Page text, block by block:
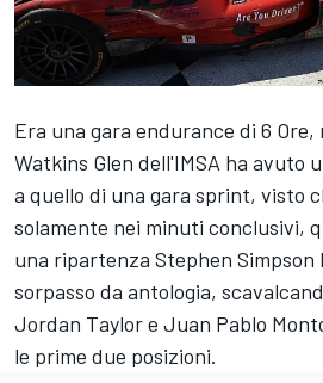
Era una gara endurance di 6
Watkins Glen dell'IMSA ha avuto
a quello di una gara sprint, visto
solamente nei minuti conclusivi,
una ripartenza Stephen Simpson
sorpasso da antologia,
Jordan Taylor e Juan Pablo
le prime due posizioni.